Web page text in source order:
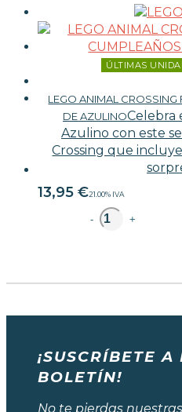
ÚLTIMAS
LEGO ANIMAL CROSSING
DE AZULINOCelebra
Azulino con este
Crossing que
13,95 €21.00% IVA
- +
¡SUSCRÍBETE A
BOLETÍN!
No te pierdas